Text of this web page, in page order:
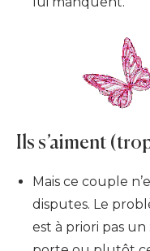
Ils s’aiment
Mais ce couple
disputes. Le
est à priori pas un